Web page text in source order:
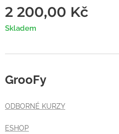
2 200,00 Kč
Skladem
GrooFy
ODBORNÉ KURZY
ESHOP